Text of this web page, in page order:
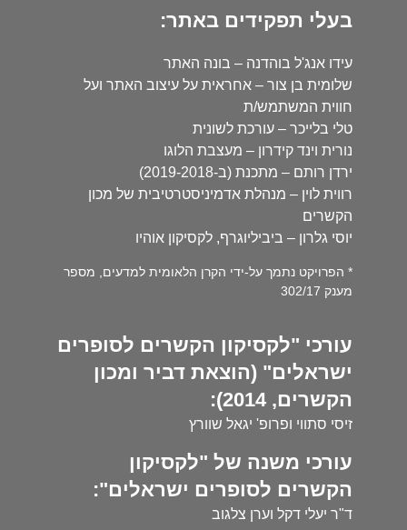
בעלי תפקידים באתר:
עידו אנג'ל בוהדנה – בונה האתר
שלומית בן צור – אחראית על עיצוב האתר ועל
חווית המשתמש/ת
טלי בלייכר – עורכת לשונית
נורית וינד קידרון – מעצבת הלוגו
ירדן רותם – מתכנת (ב-2019-2018)
רווית לוין – מנהלת אדמיניסטרטיבית של מכון
הקשרים
יוסי גלרון – ביביליוגרף, לקסיקון אוהיו
* הפרויקט נתמך על-ידי הקרן הלאומית למדעים, מספר
מענק 302/17
עורכי "לקסיקון הקשרים לסופרים
ישראלים" (הוצאת דביר ומכון
הקשרים, 2014):
זיסי סתווי ופרופ' יגאל שוורץ
עורכי משנה של "לקסיקון
הקשרים לסופרים ישראלים":
ד"ר יעלי דקל וערן צלגוב